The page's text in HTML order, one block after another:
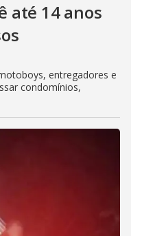
até 14 anos
entregadores e
condomínios,